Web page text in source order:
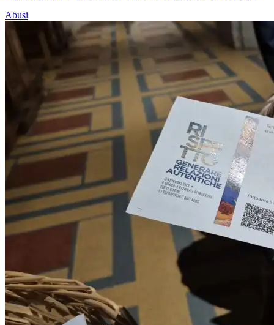
Abusi